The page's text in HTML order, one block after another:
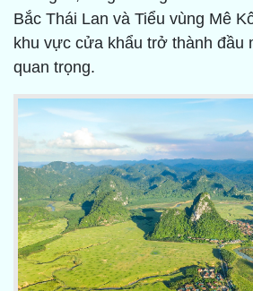
Bắc Thái Lan và Tiểu vùng Mê
khu vực cửa khẩu trở thành đầu
quan trọng.